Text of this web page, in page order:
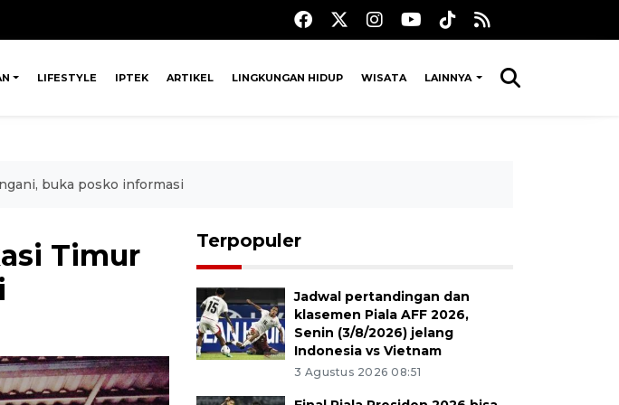
LIFESTYLE IPTEK ARTIKEL LINGKUNGAN HIDUP WISATA LAINNYA
buka posko informasi
Timur
Terpopuler
Jadwal pertandingan dan
klasemen Piala AFF 2026,
Senin (3/8/2026) jelang
Indonesia vs Vietnam
3 Agustus 2026 08:51